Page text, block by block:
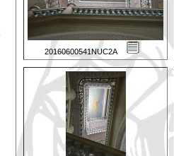
20160600541NUC2A